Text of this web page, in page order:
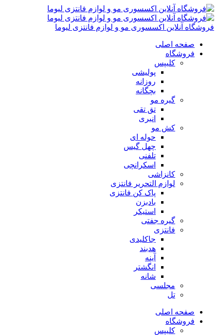
فروشگاه آنلاین اکسسوری مو و لوازم فانتزی لیوما
صفحه اصلی
فروشگاه
کلیپس
پولیشی
روزانه
بچگانه
گیره مو
تق تقی
انبری
کش مو
حوله ای
چهل گیس
تلفنی
اسکرانچی
کانزاشی
لوازم التحریر فانتزی
پاک کن فانتزی
بادبزن
استیکر
گیره جفتی
فانتزی
جاکلیدی
هدبند
آینه
انگشتر
شانه
مجلسی
تل
صفحه اصلی
فروشگاه
کلیپس